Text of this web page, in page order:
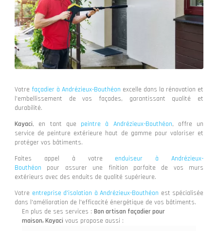
Votre façadier à Andrézieux-Bouthéon excelle dans la rénovation et
l'embellissement de vos façades, garantissant qualité et
durabilité.
Kayaci, en tant que peintre à Andrézieux-Bouthéon, offre un
service de peinture extérieure haut de gamme pour valoriser et
protéger vos bâtiments.
Faites appel à votre enduiseur à Andrézieux-
Bouthéon pour assurer une finition parfaite de vos murs
extérieurs avec des enduits de qualité supérieure.
Votre entreprise d'isolation à Andrézieux-Bouthéon est spécialisée
dans l'amélioration de l'efficacité énergétique de vos bâtiments.
En plus de ses services : Bon artisan façadier pour
maison, Kayaci vous propose aussi :